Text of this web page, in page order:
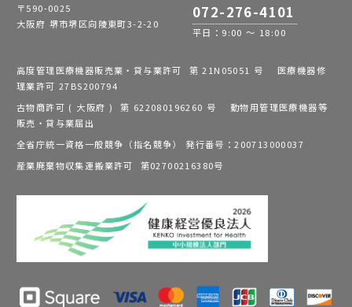
〒590-0025
大阪府 堺市堺区向陵東町3-2-20
072-276-4101
平日：9:00 ～ 18:00
高度管理医療機器販売業・貸与業許可 第 21N05051 号 医療機器修
理業許可 27BS200794
古物商許可 ( 大阪府 ) 第 622080196260 号 動物用管理医療機器等
販売・貸与業届出
全省庁統一資格一般競争（指名競争） 発行番号：200713000037
産業廃棄物収集運搬業許可 第02700216380号